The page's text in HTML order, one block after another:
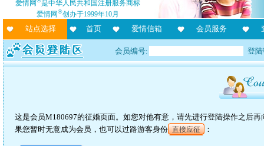
爱情网
是中华人民共和国注册服务商标
爱情网®创办于1999年10月
站点选择 首页 爱情信箱 会员服务
会员编号: 登
这是会员M180697的征婚页面。如您对他有意，请先进行登陆操作之后
果您暂时无意成为会员，也可以过路游客身份 直接应征 ：